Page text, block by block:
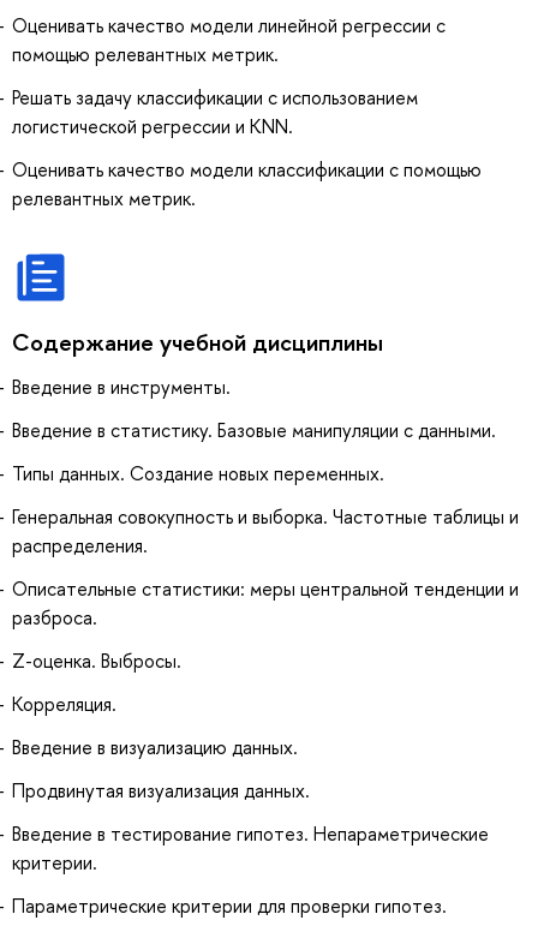
Оценивать качество модели линейной регрессии с
помощью релевантных метрик.
Решать задачу классификации с использованием
логистической регрессии и KNN.
Оценивать качество модели классификации с помощью
релевантных метрик.
Содержание учебной дисциплины
Введение в инструменты.
Введение в статистику. Базовые манипуляции с данными.
Типы данных. Создание новых переменных.
Генеральная совокупность и выборка. Частотные таблицы и
распределения.
Описательные статистики: меры центральной тенденции и
разброса.
Z-оценка. Выбросы.
Корреляция.
Введение в визуализацию данных.
Продвинутая визуализация данных.
Введение в тестирование гипотез. Непараметрические
критерии.
Параметрические критерии для проверки гипотез.